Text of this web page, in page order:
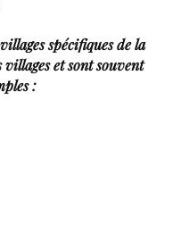
spécifiques de la
et sont souvent
: